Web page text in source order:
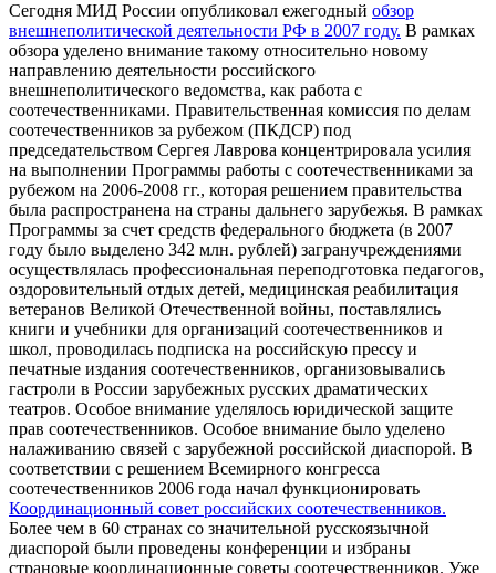
Сегодня МИД России опубликовал ежегодный обзор
внешнеполитической деятельности РФ в 2007 году. В рамках
обзора уделено внимание такому относительно новому
направлению деятельности российского
внешнеполитического ведомства, как работа с
соотечественниками. Правительственная комиссия по делам
соотечественников за рубежом (ПКДСР) под
председательством Сергея Лаврова концентрировала усилия
на выполнении Программы работы с соотечественниками за
рубежом на 2006-2008 гг., которая решением правительства
была распространена на страны дальнего зарубежья. В рамках
Программы за счет средств федерального бюджета (в 2007
году было выделено 342 млн. рублей) загранучреждениями
осуществлялась профессиональная переподготовка педагогов,
оздоровительный отдых детей, медицинская реабилитация
ветеранов Великой Отечественной войны, поставлялись
книги и учебники для организаций соотечественников и
школ, проводилась подписка на российскую прессу и
печатные издания соотечественников, организовывались
гастроли в России зарубежных русских драматических
театров. Особое внимание уделялось юридической защите
прав соотечественников. Особое внимание было уделено
налаживанию связей с зарубежной российской диаспорой. В
соответствии с решением Всемирного конгресса
соотечественников 2006 года начал функционировать
Координационный совет российских соотечественников.
Более чем в 60 странах со значительной русскоязычной
диаспорой были проведены конференции и избраны
страновые координационные советы соотечественников. Уже